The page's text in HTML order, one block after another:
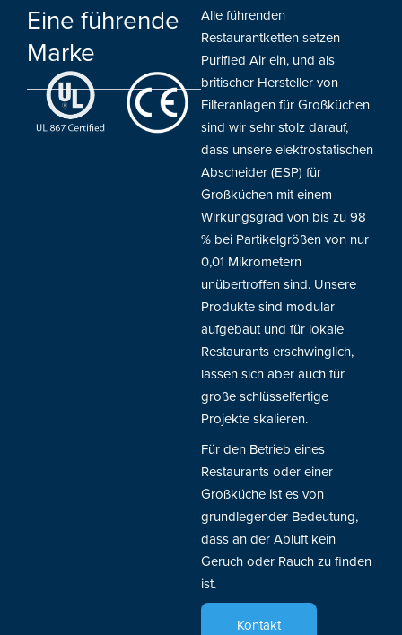
Eine führende
Marke
Alle führenden
Restaurantketten setzen
Purified Air ein, und als
britischer Hersteller von
Filteranlagen für Großküchen
sind wir sehr stolz darauf,
dass unsere elektrostatischen
Abscheider (ESP) für
Großküchen mit einem
Wirkungsgrad von bis zu 98
% bei Partikelgrößen von nur
0,01 Mikrometern
unübertroffen sind. Unsere
Produkte sind modular
aufgebaut und für lokale
Restaurants erschwinglich,
lassen sich aber auch für
große schlüsselfertige
Projekte skalieren.
Für den Betrieb eines
Restaurants oder einer
Großküche ist es von
grundlegender Bedeutung,
dass an der Abluft kein
Geruch oder Rauch zu finden
ist.
Kontakt